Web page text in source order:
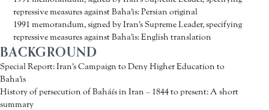
repressive measures against Baha'is: Persian original
1991 memorandum, signed by Iran's Supreme Leader, specifying
repressive measures against Baha'is: English translation
BACKGROUND
Special Report: Iran's Campaign to Deny Higher Education to
Baha'is
History of persecution of Baháís in Iran – 1844 to present: A short
summary